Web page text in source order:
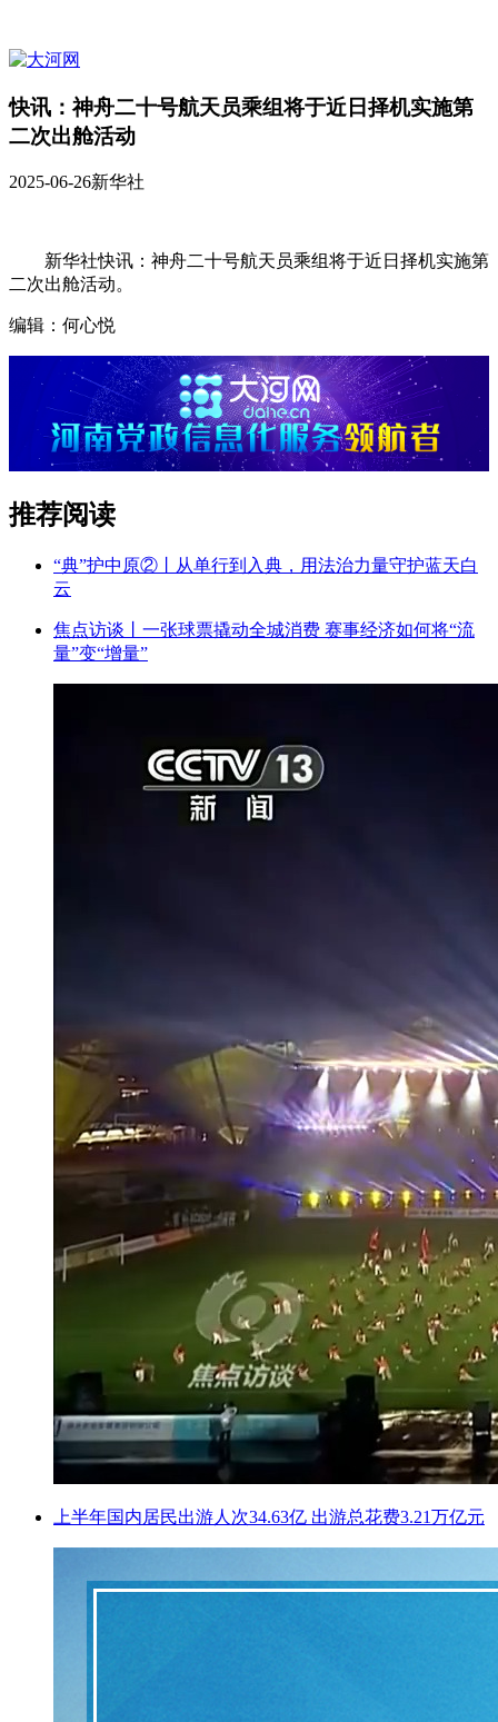
快讯：神舟二十号航天员乘组将于近日择机实施第
二次出舱活动
2025-06-26新华社
新华社快讯：神舟二十号航天员乘组将于近日择机实施第
二次出舱活动。
编辑：何心悦
推荐阅读
“典”护中原②‌丨从单行到入典，用法治力量守护蓝天白
云
焦点访谈丨一张球票撬动全城消费 赛事经济如何将“流
量”变“增量”
上半年国内居民出游人次34.63亿 出游总花费3.21万亿元